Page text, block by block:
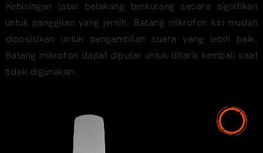
Kebisingan latar belakang berkurang secara signifikan
untuk panggilan yang jernih. Batang mikrofon kiri mudah
diposisikan untuk pengambilan suara yang lebih baik.
Batang mikrofon dapat diputar untuk ditarik kembali saat
tidak digunakan.